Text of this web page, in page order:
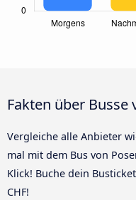
Fakten über Busse
Vergleiche alle Anbieter
mal mit dem Bus von
Klick! Buche dein
CHF!